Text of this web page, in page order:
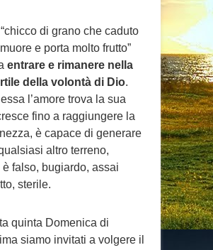
di grano che caduto
e porta molto frutto”
entrare e rimanere nella
della volontà di Dio.
l’amore trova la sua
fino a raggiungere la
è capace di generare
altro terreno,
è falso, bugiardo, assai
sterile.
quinta Domenica di
siamo invitati a volgere il